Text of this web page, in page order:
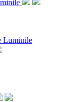
Luminile